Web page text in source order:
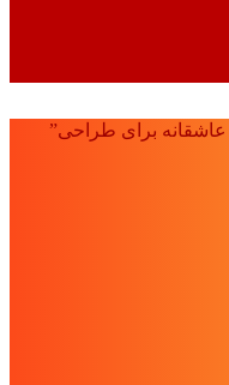
برای طراحی”